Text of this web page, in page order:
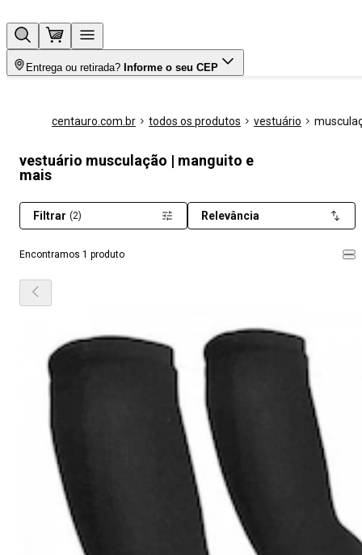
Entrega ou retirada? Informe o seu CEP
centauro.com.br todos os produtos vestuário
vestuário musculação | manguito e
mais
Encontramos 1 produto
Filtrar (2) Relevância